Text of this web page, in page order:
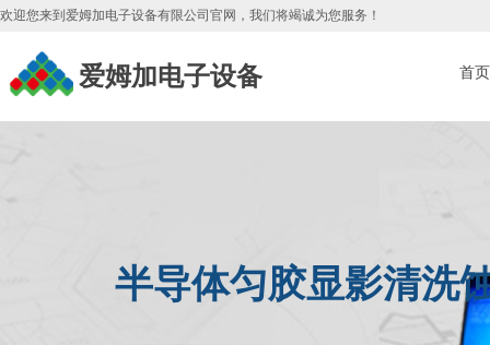
欢迎您来到爱姆加电子设备有限公司官网，我们将竭诚为您服务 ！
首页
爱姆加电子设备
半导体匀胶显影清洗